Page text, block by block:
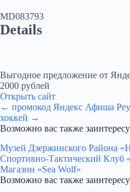
MD083793
Details
Выгодное предложение от
2000 рублей
Открыть сайт
← промокод Яндекс Афиша
хоккей →
Возможно вас также
Музей Дзержинского Района
Спортивно-Тактический Клуб
Магазин «Sea Wolf»
Возможно вас также